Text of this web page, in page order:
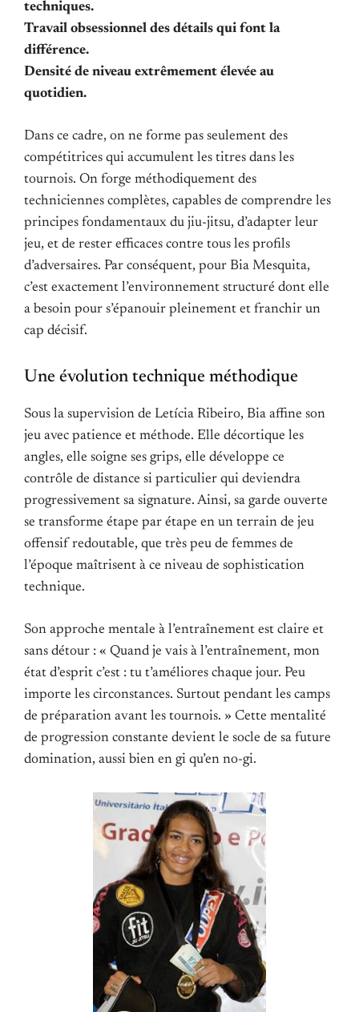
techniques.
Travail obsessionnel des détails qui font la
différence.
Densité de niveau extrêmement élevée au
quotidien.
Dans ce cadre, on ne forme pas seulement des
compétitrices qui accumulent les titres dans les
tournois. On forge méthodiquement des
techniciennes complètes, capables de comprendre les
principes fondamentaux du jiu-jitsu, d’adapter leur
jeu, et de rester efficaces contre tous les profils
d’adversaires. Par conséquent, pour Bia Mesquita,
c’est exactement l’environnement structuré dont elle
a besoin pour s’épanouir pleinement et franchir un
cap décisif.
Une évolution technique méthodique
Sous la supervision de Letícia Ribeiro, Bia affine son
jeu avec patience et méthode. Elle décortique les
angles, elle soigne ses grips, elle développe ce
contrôle de distance si particulier qui deviendra
progressivement sa signature. Ainsi, sa garde ouverte
se transforme étape par étape en un terrain de jeu
offensif redoutable, que très peu de femmes de
l’époque maîtrisent à ce niveau de sophistication
technique.
Son approche mentale à l’entraînement est claire et
sans détour : « Quand je vais à l’entraînement, mon
état d’esprit c’est : tu t’améliores chaque jour. Peu
importe les circonstances. Surtout pendant les camps
de préparation avant les tournois. » Cette mentalité
de progression constante devient le socle de sa future
domination, aussi bien en gi qu’en no-gi.